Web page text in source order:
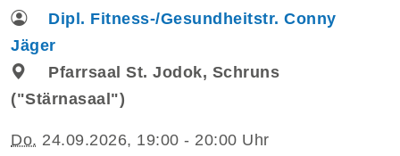
Dipl. Fitness-/Gesundheitstr. Conny
Jäger
Pfarrsaal St. Jodok, Schruns
("Stärnasaal")
Do. 24.09.2026, 19:00 - 20:00 Uhr